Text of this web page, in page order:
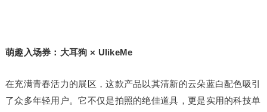
萌趣入场券：大耳狗 × UlikeMe
在充满青春活力的展区，这款产品以其清新的云朵蓝白配色吸引
了众多年轻用户。它不仅是拍照的绝佳道具，更是实用的科技单